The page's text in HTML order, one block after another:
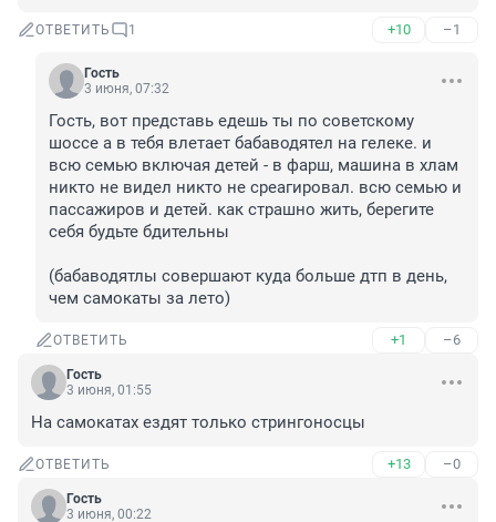
ОТВЕТИТЬ 1 +10 –1
Гость
3 июня, 07:32
Гость, вот представь едешь ты по советскому
шоссе а в тебя влетает бабаводятел на гелеке. и
всю семью включая детей - в фарш, машина в хлам
никто не видел никто не среагировал. всю семью и
пассажиров и детей. как страшно жить, берегите
себя будьте бдительны
(бабаводятлы совершают куда больше дтп в день,
чем самокаты за лето)
ОТВЕТИТЬ +1 –6
Гость
3 июня, 01:55
На самокатах ездят только стрингоносцы
ОТВЕТИТЬ +13 –0
Гость
3 июня, 00:22